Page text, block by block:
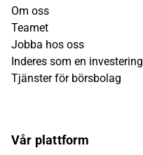
Om oss
Teamet
Jobba hos oss
Inderes som en investering
Tjänster för börsbolag
Vår plattform